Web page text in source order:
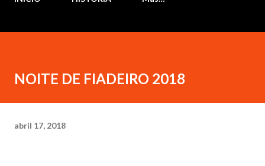
NOITE DE FIADEIRO 2018
abril 17, 2018